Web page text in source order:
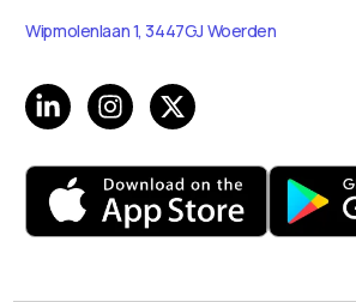
Wipmolenlaan 1, 3447GJ Woerden